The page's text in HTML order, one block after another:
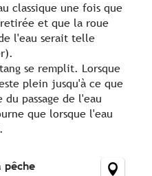
classique une fois que
et que la roue
l'eau serait telle
se remplit. Lorsque
plein jusqu'à ce que
passage de l'eau
que lorsque l'eau
pêche